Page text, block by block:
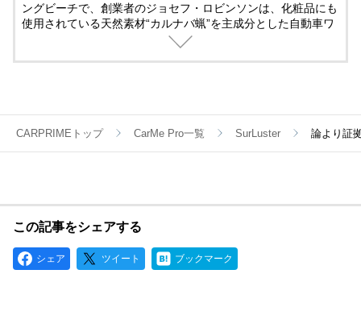
ングビーチで、創業者のジョセフ・ロビンソンは、化粧品にも
使用されている天然素材“カルナバ蝋”を主成分とした自動車ワ
ックスの製造を始めた。49年には「シュアラスター」の名で本
クスに選ばれ、シュアラスターは世界で最も高級なカーワック
スと認められることになった。日本で販売が開始されたのは、
れ続けている理由でもある。
CARPRIMEトップ CarMe Pro一覧 SurLuster 論より証
この記事をシェアする
シェア ツイート ブックマーク